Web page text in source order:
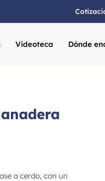
Videoteca Dónde
a cerdo, con un